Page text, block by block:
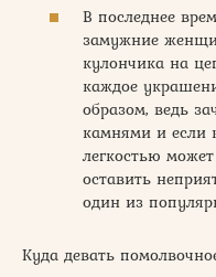
В последнее
замужние
кулончика на
каждое
образом, ведь
камнями и если
легкостью
оставить
один из
Куда девать